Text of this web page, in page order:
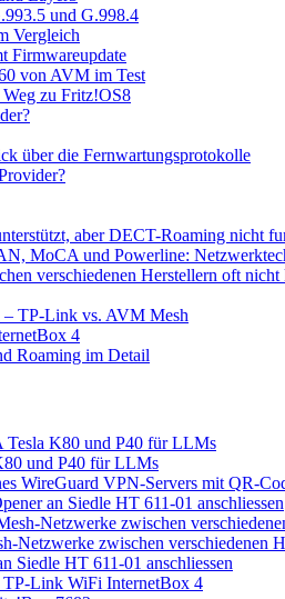
und G.998.4
Vergleich
Firmwareupdate
von AVM im Test
zu Fritz!OS8
über die Fernwartungsprotokolle
aber DECT-Roaming nicht
MoCA und Powerline:
verschiedenen Herstellern oft
– TP-Link vs. AVM Mesh
4
Roaming im Detail
K80 und P40 für LLMs
und P40 für LLMs
WireGuard VPN-Servers mit QR-
an Siedle HT 611-01 anschliessen
Netzwerke zwischen
Netzwerke zwischen verschiedenen
Siedle HT 611-01 anschliessen
TP-Link WiFi InternetBox 4